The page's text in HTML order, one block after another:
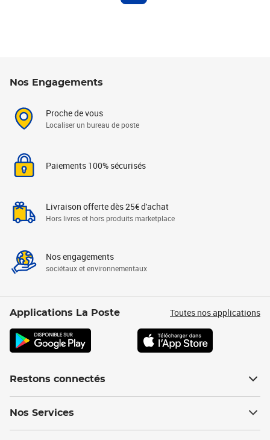
Nos Engagements
Proche de vous
Localiser un bureau de poste
Paiements 100% sécurisés
Livraison offerte dès 25€ d'achat
Hors livres et hors produits marketplace
Nos engagements
sociétaux et environnementaux
Applications La Poste Toutes nos applications
Restons connectés
Nos Services